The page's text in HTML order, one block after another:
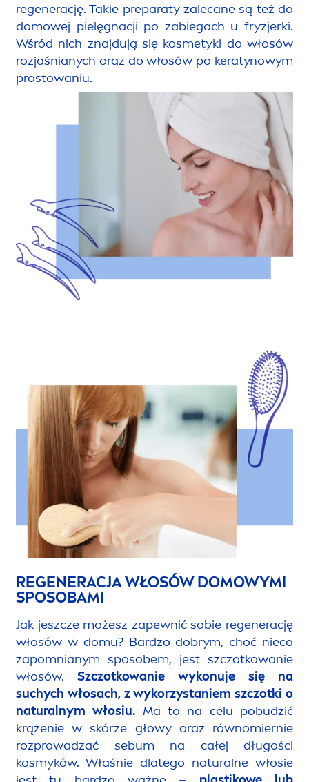
regenerację. Takie preparaty zalecane są też do
domowej pielęgnacji po zabiegach u fryzjerki.
Wśród nich znajdują się kosmetyki do włosów
rozjaśnianych oraz do włosów po keratynowym
prostowaniu.
REGENERACJA WŁOSÓW DOMOWYMI
SPOSOBAMI
Jak jeszcze możesz zapewnić sobie regenerację
włosów w domu? Bardzo dobrym, choć nieco
zapomnianym sposobem, jest szczotkowanie
włosów. Szczotkowanie wykonuje się na
suchych włosach, z wykorzystaniem szczotki o
naturalnym włosiu. Ma to na celu pobudzić
krążenie w skórze głowy oraz równomiernie
rozprowadzać sebum na całej długości
kosmyków. Właśnie dlatego naturalne włosie